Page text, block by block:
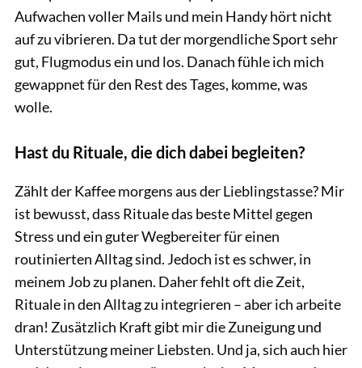
Aufwachen voller Mails und mein Handy hört nicht
auf zu vibrieren. Da tut der morgendliche Sport sehr
gut, Flugmodus ein und los. Danach fühle ich mich
gewappnet für den Rest des Tages, komme, was
wolle.
Hast du Rituale, die dich dabei begleiten?
Zählt der Kaffee morgens aus der Lieblingstasse? Mir
ist bewusst, dass Rituale das beste Mittel gegen
Stress und ein guter Wegbereiter für einen
routinierten Alltag sind. Jedoch ist es schwer, in
meinem Job zu planen. Daher fehlt oft die Zeit,
Rituale in den Alltag zu integrieren – aber ich arbeite
dran! Zusätzlich Kraft gibt mir die Zuneigung und
Unterstützung meiner Liebsten. Und ja, sich auch hier